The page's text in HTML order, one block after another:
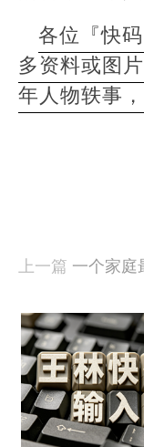
各位『快
多资料或图
年人物轶事
上一篇 一个家庭
相
关
文
章